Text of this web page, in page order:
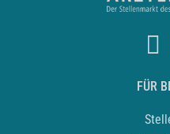
FÜR